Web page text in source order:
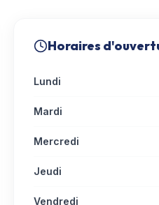
Horaires
Lundi
Mardi
Mercredi
Jeudi
Vendredi